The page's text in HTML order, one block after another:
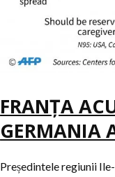
FRANŢA
GERMANIA
Președintele regiunii